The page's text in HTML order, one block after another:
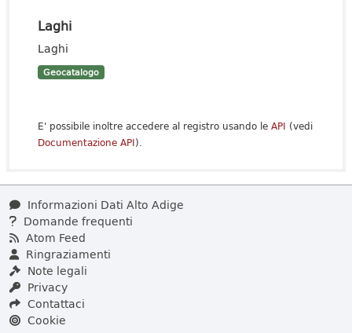
Laghi
Laghi
Geocatalogo
E' possibile inoltre accedere al registro usando le API (vedi
Documentazione API).
Informazioni Dati Alto Adige
Domande frequenti
Atom Feed
Ringraziamenti
Note legali
Privacy
Contattaci
Cookie